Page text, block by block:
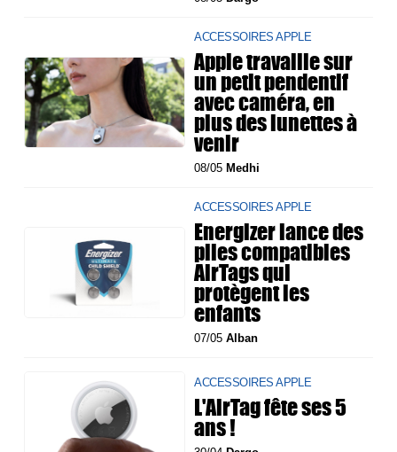
ACCESSOIRES APPLE
Apple travaille sur
un petit pendentif
avec caméra, en
plus des lunettes à
venir
08/05 Medhi
ACCESSOIRES APPLE
Energizer lance des
piles compatibles
AirTags qui
protègent les
enfants
07/05Alban
ACCESSOIRES APPLE
L'AirTag fête ses 5
ans !